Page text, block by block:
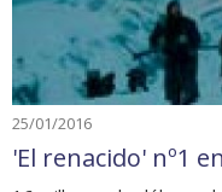
25/01/2016
'El renacido' nº1